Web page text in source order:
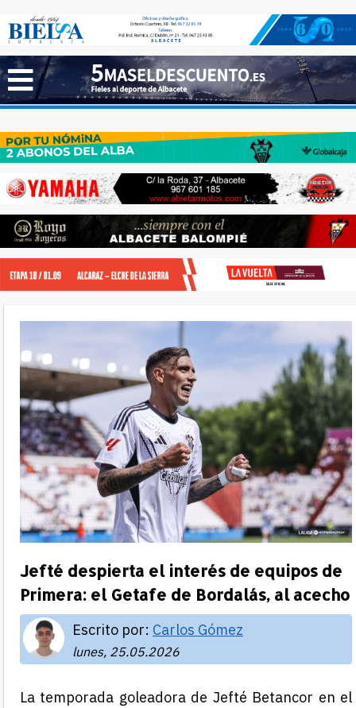
Jefté despierta el interés de equipos de
Primera: el Getafe de Bordalás, al acecho
Escrito por: Carlos Gómez
lunes, 25.05.2026
La temporada goleadora de Jefté Betancor en el